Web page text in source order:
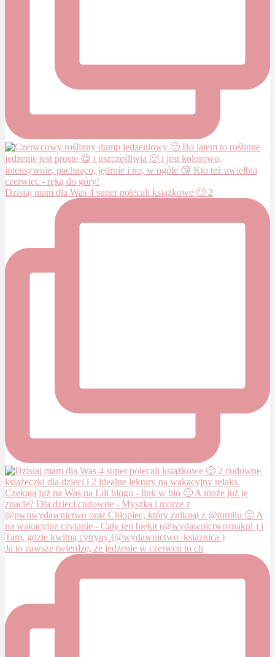
Dzisiaj mam dla Was 4 super polecali książkowe 🙂 2
Ja to zawsze twierdzę, że jedzenie w czerwcu to ch